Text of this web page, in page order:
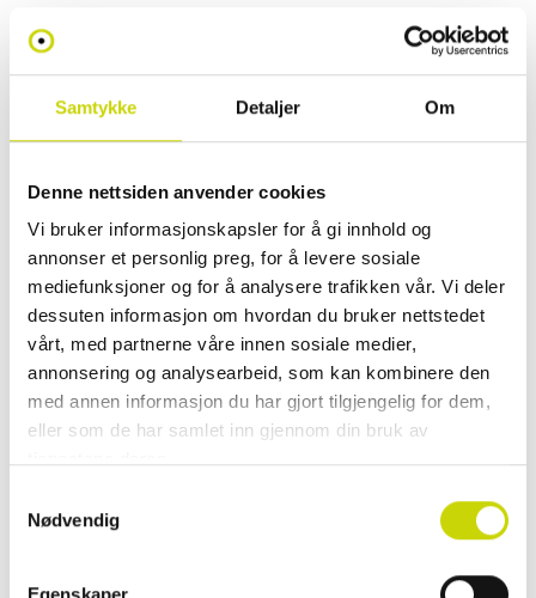
Samtykke Detaljer Om
Denne nettsiden anvender cookies
Vi bruker informasjonskapsler for å gi innhold og
annonser et personlig preg, for å levere sosiale
mediefunksjoner og for å analysere trafikken vår. Vi deler
dessuten informasjon om hvordan du bruker nettstedet
vårt, med partnerne våre innen sosiale medier,
annonsering og analysearbeid, som kan kombinere den
med annen informasjon du har gjort tilgjengelig for dem,
eller som de har samlet inn gjennom din bruk av
Nødvendig
Egenskaper
Klikk & hent
✓ 30 dager åpent kjøp
✓ Fri frakt ved kjøp over 999 kr
✓ Rask levering med Posten
PRODUKTINFORMASJON
Ønsker du en bekymringsfri og komfortabel reiseopplevelse? Oppdag
Samsonites Upscape serie! Koffertene er lette, utvidbare, har
støtdempende hjul og et avtagbart og vaskbart innerfôr - alt en
plass.